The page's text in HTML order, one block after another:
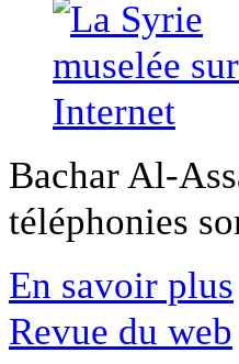
Bachar Al-
téléphonies
En savoir plus
Revue du web